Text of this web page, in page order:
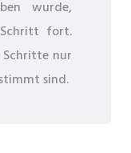
wurde,
fort.
Schritte nur
sind.